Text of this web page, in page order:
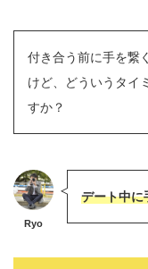
付き合う前に手を繋
けど、どういうタイ
すか？
Ryo
デート中に